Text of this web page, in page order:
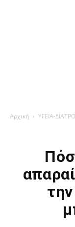
Αρχική ΥΓΕΙΑ-